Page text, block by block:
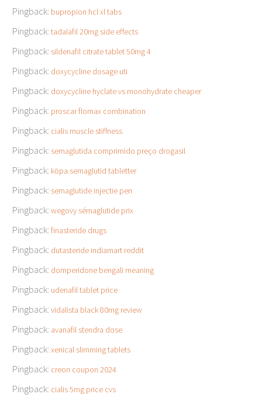
Pingback: bupropion hcl xl tabs
Pingback: tadalafil 20mg side effects
Pingback: sildenafil citrate tablet 50mg 4
Pingback: doxycycline dosage uti
Pingback: doxycycline hyclate vs monohydrate cheaper
Pingback: proscar flomax combination
Pingback: cialis muscle stiffness
Pingback: semaglutida comprimido preço drogasil
Pingback: köpa semaglutid tabletter
Pingback: semaglutide injectie pen
Pingback: wegovy sémaglutide prix
Pingback: finasteride drugs
Pingback: dutasteride indiamart reddit
Pingback: domperidone bengali meaning
Pingback: udenafil tablet price
Pingback: vidalista black 80mg review
Pingback: avanafil stendra dose
Pingback: xenical slimming tablets
Pingback: creon coupon 2024
Pingback: cialis 5mg price cvs